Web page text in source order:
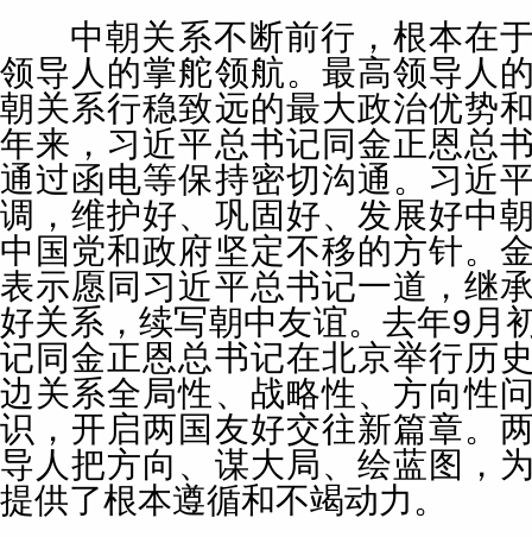
中朝关系不断前行，根本在
领导人的掌舵领航。最高领导人
朝关系行稳致远的最大政治优势
年来，习近平总书记同金正恩总
通过函电等保持密切沟通。习近
调，维护好、巩固好、发展好中
中国党和政府坚定不移的方针。
表示愿同习近平总书记一道，继
好关系，续写朝中友谊。去年9月
记同金正恩总书记在北京举行历
边关系全局性、战略性、方向性
识，开启两国友好交往新篇章。
导人把方向、谋大局、绘蓝图，
提供了根本遵循和不竭动力。